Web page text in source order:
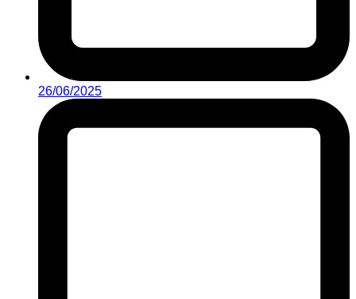
26/06/2025